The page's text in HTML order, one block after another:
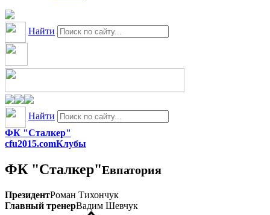
Найти
Найти
ФК "Сталкер"
cfu2015.comКлубы
ФК "Сталкер"Евпатория
ПрезидентРоман Тихончук
Главный тренерВадим Шевчук